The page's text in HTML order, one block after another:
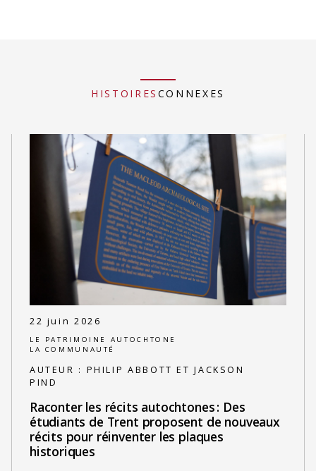
HISTOIRES CONNEXES
22 juin 2026
LE PATRIMOINE AUTOCHTONE
LA COMMUNAUTÉ
AUTEUR : PHILIP ABBOTT ET JACKSON
PIND
Raconter les récits autochtones : Des
étudiants de Trent proposent de nouveaux
récits pour réinventer les plaques
historiques